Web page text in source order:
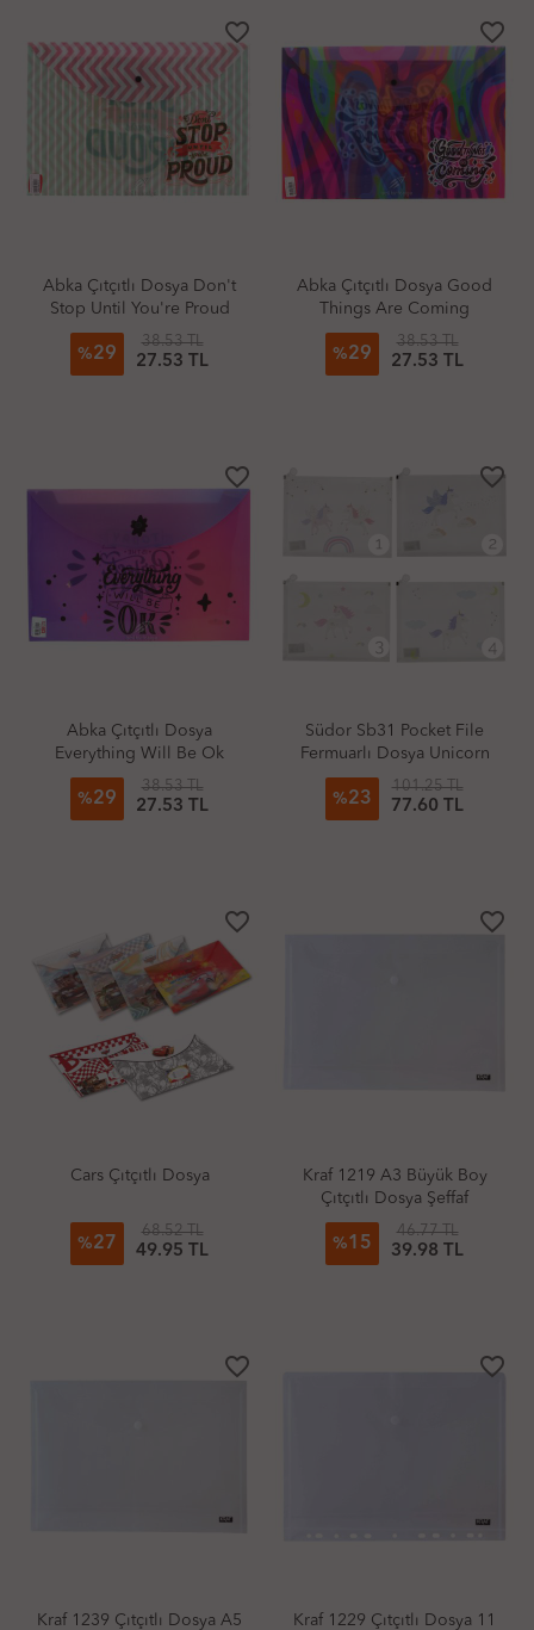
favorite_border
Abka Çıtçıtlı Dosya Don't
Stop Until You're Proud
%29
38.53 TL
27.53 TL
favorite_border
Abka Çıtçıtlı Dosya Good
Things Are Coming
%29
38.53 TL
27.53 TL
favorite_border
Abka Çıtçıtlı Dosya
Everything Will Be Ok
%29
38.53 TL
27.53 TL
favorite_border
Südor Sb31 Pocket File
Fermuarlı Dosya Unicorn
%23
101.25 TL
77.60 TL
favorite_border
Cars Çıtçıtlı Dosya
%27
68.52 TL
49.95 TL
favorite_border
Kraf 1219 A3 Büyük Boy
Çıtçıtlı Dosya Şeffaf
%15
46.77 TL
39.98 TL
favorite_border
Kraf 1239 Çıtçıtlı Dosya A5
favorite_border
Kraf 1229 Çıtçıtlı Dosya 11